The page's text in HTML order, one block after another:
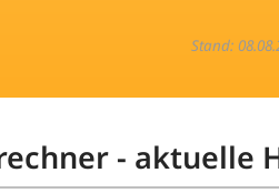
Stand:
- aktuelle